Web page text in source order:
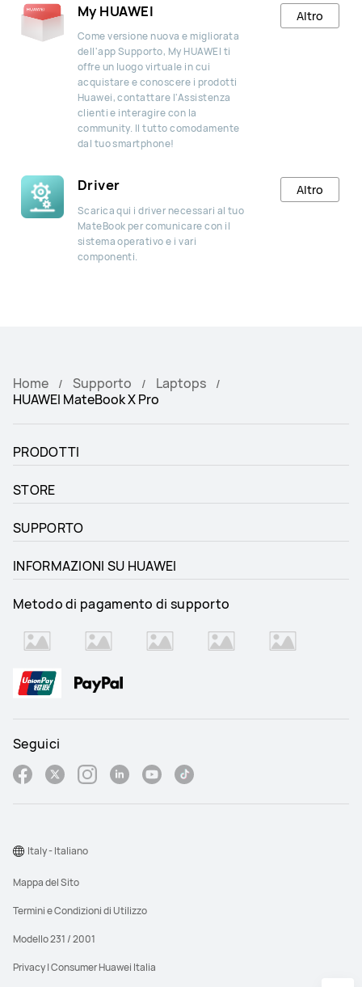
My HUAWEI
Come versione nuova e migliorata
dell'app Supporto, My HUAWEI ti
offre un luogo virtuale in cui
acquistare e conoscere i prodotti
Huawei, contattare l'Assistenza
clienti e interagire con la
community. Il tutto comodamente
dal tuo smartphone!
Altro
Driver
Scarica qui i driver necessari al tuo
MateBook per comunicare con il
sistema operativo e i vari
componenti.
Altro
Home Supporto
Laptops
HUAWEI MateBook X Pro
PRODOTTI
STORE
SUPPORTO
INFORMAZIONI SU HUAWEI
Metodo di pagamento di supporto
Seguici
Mappa del Sito
Termini e Condizioni di Utilizzo
Modello 231 / 2001
Privacy | Consumer Huawei Italia
Italy - Italiano